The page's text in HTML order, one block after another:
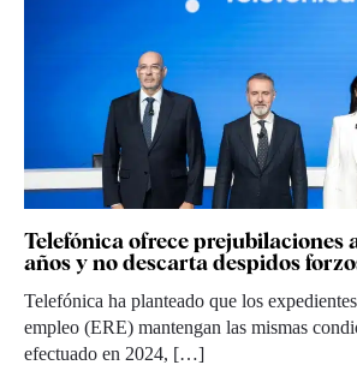
Telefónica ofrece prejubilaciones
años y no descarta despidos
Telefónica ha planteado que los
empleo (ERE) mantengan las mismas
efectuado en 2024, […]